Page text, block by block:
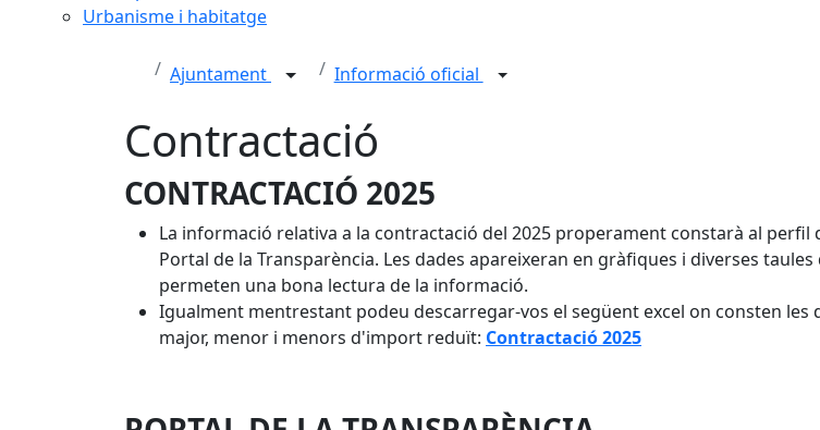
Urbanisme i habitatge
Ajuntament Informació oficial
Contractació
CONTRACTACIÓ 2025
La informació relativa a la contractació del 2025 properament constarà al perfil
Portal de la Transparència. Les dades apareixeran en gràfiques i diverses
permeten una bona lectura de la informació.
Igualment mentrestant podeu descarregar-vos el següent excel on consten les
major, menor i menors d'import reduït: Contractació 2025